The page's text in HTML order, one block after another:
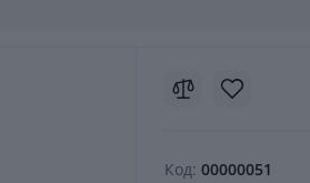
Код: 00000051